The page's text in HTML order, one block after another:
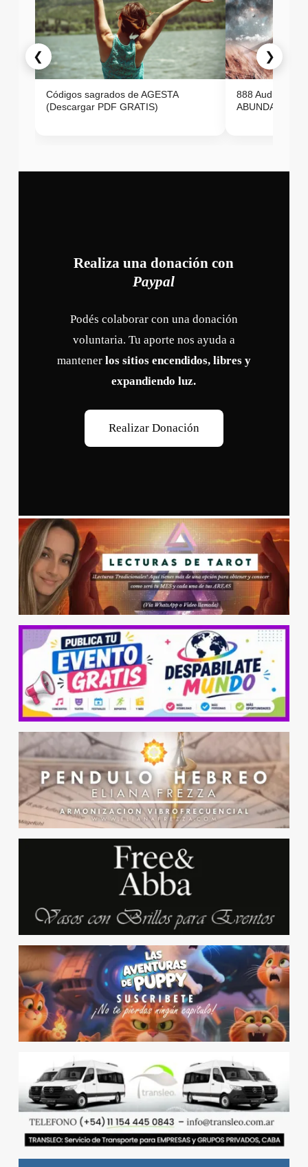
❮
Códigos sagrados de AGESTA
(Descargar PDF GRATIS)
888 Audio
ABUNDANCIA
❯
Realiza una donación con
Paypal
Podés colaborar con una donación
voluntaria. Tu aporte nos ayuda a
mantener los sitios encendidos, libres y
expandiendo luz.
Realizar Donación